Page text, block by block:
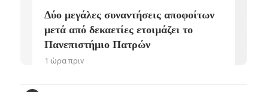
Δύο μεγάλες συναντήσεις αποφοίτων
μετά από δεκαετίες ετοιμάζει το
Πανεπιστήμιο Πατρών
1 ώρα πριν